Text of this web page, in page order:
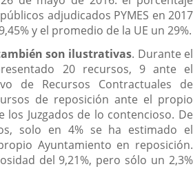
adjudicados PYMES en 2017
y el promedio de la UE un 29%.
son ilustrativas. Durante el
20 recursos, 9 ante el
de Recursos Contractuales de
de reposición ante el propio
los Juzgados de lo contencioso. De
solo en 4% se ha estimado el
Ayuntamiento en reposición.
del 9,21%, pero sólo un 2,3%